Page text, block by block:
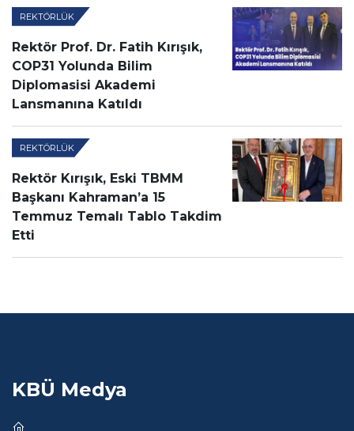
REKTÖRLÜK
Rektör Prof. Dr. Fatih Kırışık,
COP31 Yolunda Bilim
Diplomasisi Akademi
Lansmanına Katıldı
REKTÖRLÜK
Rektör Kırışık, Eski TBMM
Başkanı Kahraman’a 15
Temmuz Temalı Tablo Takdim
Etti
KBÜ Medya